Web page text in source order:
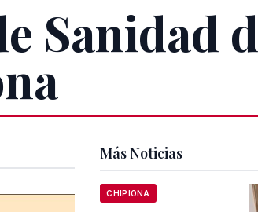
Sanidad
Más Noticias
CHIPIONA